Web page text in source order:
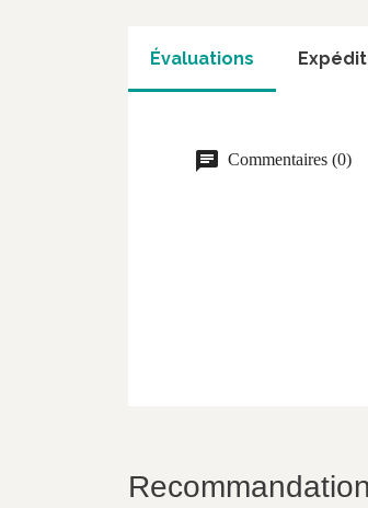
Évaluations
Commentaires (0)